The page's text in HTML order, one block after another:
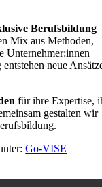
Berufsbildung
Mix aus Methoden,
Unternehmer:innen
neue
für ihre Expertise,
gestalten wir
Go-VISE